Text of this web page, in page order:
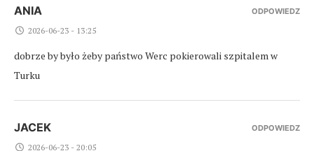
ANIA
2026-06-23 - 13:25
dobrze by było żeby państwo Werc pokierowali szpitalem w
Turku
ODPOWIEDZ
JACEK
2026-06-23 - 20:05
ODPOWIEDZ